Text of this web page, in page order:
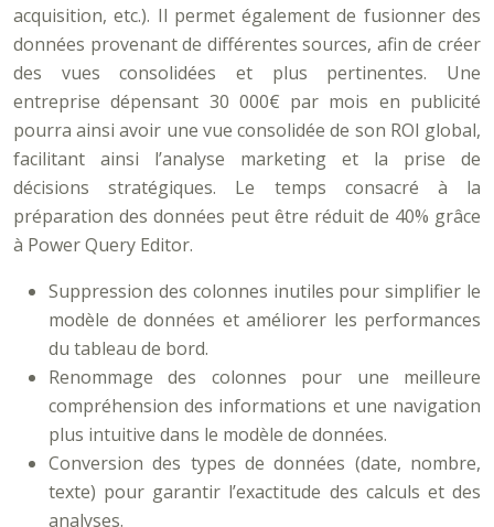
acquisition, etc.). Il permet également de fusionner des
données provenant de différentes sources, afin de créer
des vues consolidées et plus pertinentes. Une
entreprise dépensant 30 000€ par mois en publicité
pourra ainsi avoir une vue consolidée de son ROI global,
facilitant ainsi l’analyse marketing et la prise de
décisions stratégiques. Le temps consacré à la
préparation des données peut être réduit de 40% grâce
à Power Query Editor.
Suppression des colonnes inutiles pour simplifier le
modèle de données et améliorer les performances
du tableau de bord.
Renommage des colonnes pour une meilleure
compréhension des informations et une navigation
plus intuitive dans le modèle de données.
Conversion des types de données (date, nombre,
texte) pour garantir l’exactitude des calculs et des
analyses.